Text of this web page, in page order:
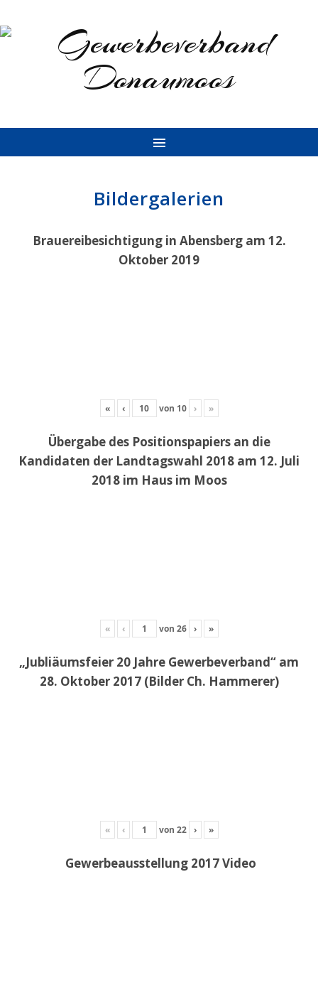
Bildergalerien
Brauereibesichtigung in Abensberg am 12.
Oktober 2019
« ‹ von 10 › »
Übergabe des Positionspapiers an die
Kandidaten der Landtagswahl 2018 am 12. Juli
2018 im Haus im Moos
« ‹ von 26 › »
„Jubliäumsfeier 20 Jahre Gewerbeverband“ am
28. Oktober 2017 (Bilder Ch. Hammerer)
« ‹ von 22 › »
Gewerbeausstellung 2017 Video